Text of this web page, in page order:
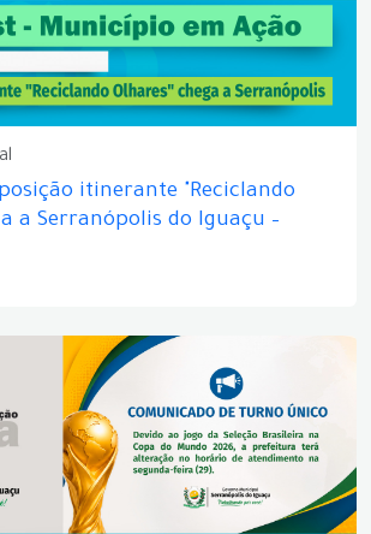
itinerante "Reciclando
a Serranópolis do Iguaçu –